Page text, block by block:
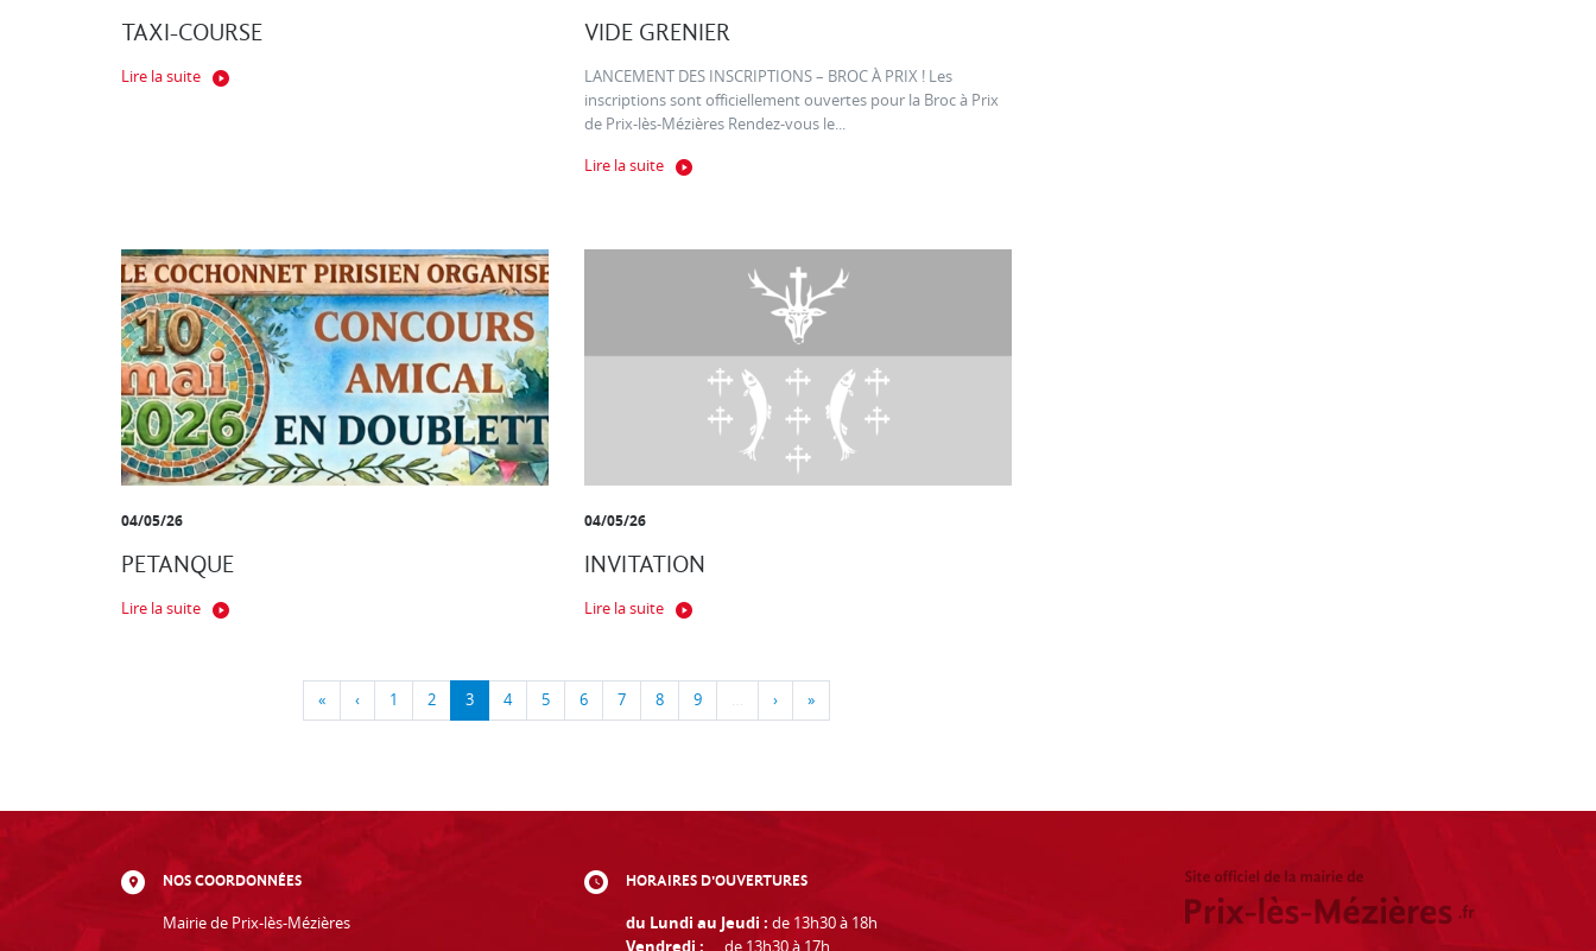
TAXI-COURSE
Lire la suite
VIDE GRENIER
LANCEMENT DES INSCRIPTIONS – BROC À PRIX ! Les
inscriptions sont officiellement ouvertes pour la Broc à Prix
de Prix-lès-Mézières Rendez-vous le...
Lire la suite
04/05/26
PETANQUE
Lire la suite
04/05/26
INVITATION
Lire la suite
« ‹ 1 2 3 4 5 6 7 8 9 … › »
NOS COORDONNÉES
Mairie de Prix-lès-Mézières
HORAIRES D'OUVERTURES
du Lundi au Jeudi : de 13h30 à 18h
Vendredi :
de 13h30 à 17h